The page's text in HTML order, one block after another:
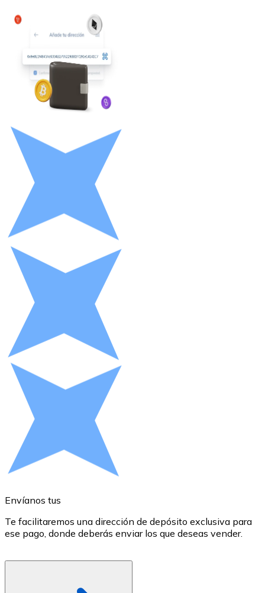
LTC
XRP
Efectivo
Compra criptomonedas con efectivo en tu tienda más
Comprar con efectivo
Transferencia SEPA
Añade fondos a tu cuenta Bitnovo o realiza compras
Comprar con Transferencia
Tarjeta de crédito / débito
Utiliza tarjetas Visa y Mastercard para comprar
Tienda - Tarjetas regalo
Nuevo
Envíanos tus
Te facilitaremos una dirección de depósito exclusiva para
ese pago, donde deberás enviar los que deseas vender.